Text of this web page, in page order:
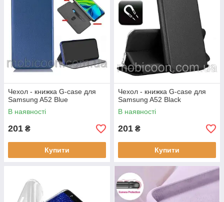
Чехол - книжка G-case для
Samsung A52 Blue
В наявності
201 ₴
Купити
Чехол - книжка G-case для
Samsung A52 Black
В наявності
201 ₴
Купити